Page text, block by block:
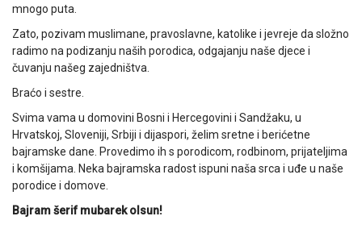
mnogo puta.
Zato, pozivam muslimane, pravoslavne, katolike i jevreje da složno
radimo na podizanju naših porodica, odgajanju naše djece i
čuvanju našeg zajedništva.
Braćo i sestre.
Svima vama u domovini Bosni i Hercegovini i Sandžaku, u
Hrvatskoj, Sloveniji, Srbiji i dijaspori, želim sretne i berićetne
bajramske dane. Provedimo ih s porodicom, rodbinom, prijateljima
i komšijama. Neka bajramska radost ispuni naša srca i uđe u naše
porodice i domove.
Bajram šerif mubarek olsun!